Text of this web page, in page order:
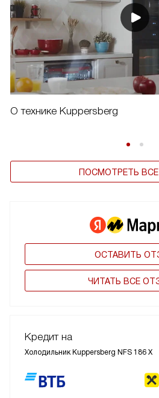
О технике Kuppersberg
ПОСМОТРЕТЬ
ОСТАВИТЬ
ЧИТАТЬ ВСЕ
Кредит на
Холодильник Kuppersberg NFS 186 X